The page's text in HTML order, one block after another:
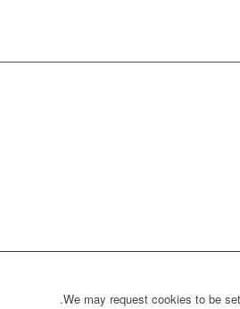
We may request cookies to be